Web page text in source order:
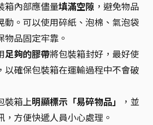
箱內部應儘量填滿空隙 ，避免物品
動。可以使用碎紙、泡棉、氣泡袋
物品固定牢靠。
足夠的膠帶將包裝箱封好，最好使
以確保包裝箱在運輸過程中不會破
裝箱上明顯標示「易碎物品」
，並
，方便快遞人員小心處理。